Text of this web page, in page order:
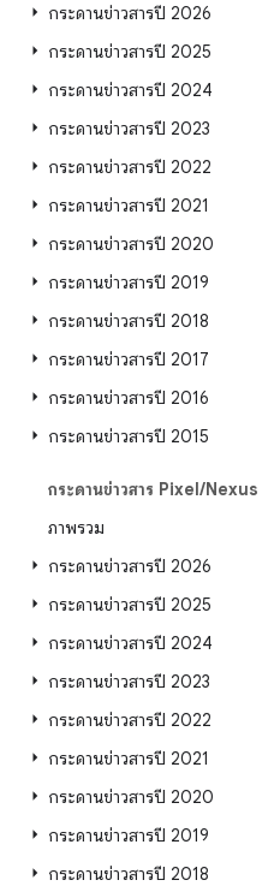
กระดานข่าวสารปี 2026
กระดานข่าวสารปี 2025
กระดานข่าวสารปี 2024
กระดานข่าวสารปี 2023
กระดานข่าวสารปี 2022
กระดานข่าวสารปี 2021
กระดานข่าวสารปี 2020
กระดานข่าวสารปี 2019
กระดานข่าวสารปี 2018
กระดานข่าวสารปี 2017
กระดานข่าวสารปี 2016
กระดานข่าวสารปี 2015
กระดานข่าวสาร Pixel/Nexus
ภาพรวม
กระดานข่าวสารปี 2026
กระดานข่าวสารปี 2025
กระดานข่าวสารปี 2024
กระดานข่าวสารปี 2023
กระดานข่าวสารปี 2022
กระดานข่าวสารปี 2021
กระดานข่าวสารปี 2020
กระดานข่าวสารปี 2019
กระดานข่าวสารปี 2018